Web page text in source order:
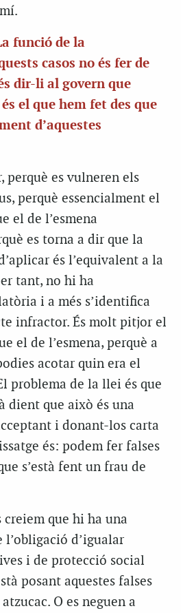
funció de la
casos no és fer de
dir-li al govern que
el que hem fet des que
d’aquestes
perquè es vulneren els
perquè essencialment el
el de l’esmena
es torna a dir que la
és l’equivalent a la
tant, no hi ha
i a més s’identifica
infractor. És molt pitjor el
el de l’esmena, perquè a
acotar quin era el
problema de la llei és que
dient que això és una
i donant-los carta
és: podem fer falses
s’està fent un frau de
creiem que hi ha una
d’igualar
i de protecció social
posant aquestes falses
O es neguen a